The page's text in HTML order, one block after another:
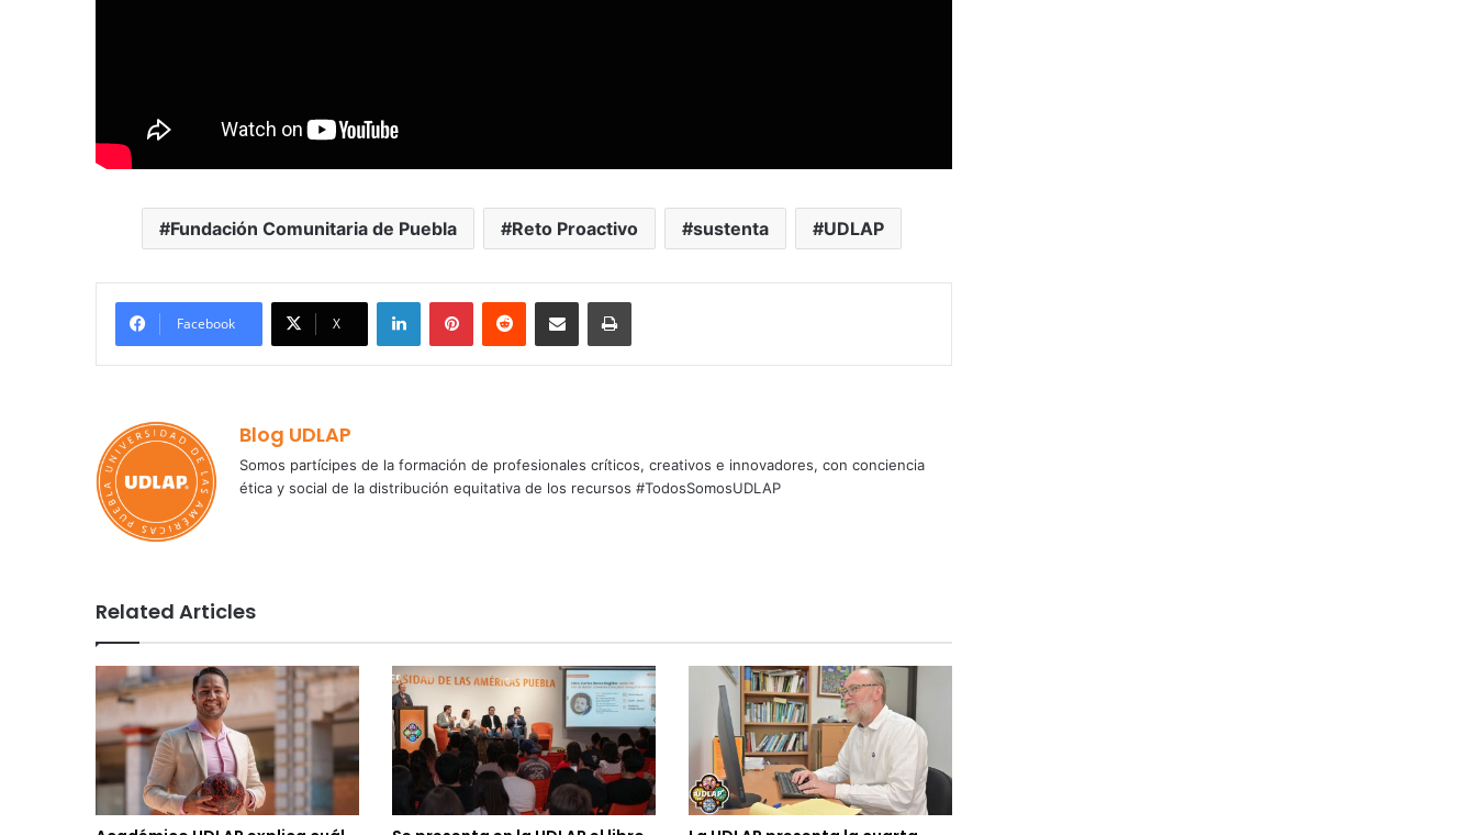
Fundación Comunitaria de Puebla Reto Proactivo sustenta UDLAP
Facebook X
LinkedInPinterestReddit Share via Email Print
Blog UDLAP
Somos partícipes de la formación de profesionales críticos, creativos e innovadores, con conciencia
ética y social de la distribución equitativa de los recursos #TodosSomosUDLAP
Related Articles